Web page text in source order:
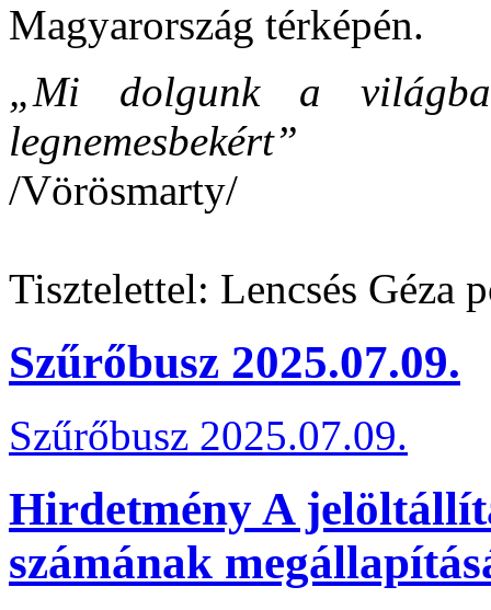
Magyarország térképén.
„Mi dolgunk a
legnemesbekért”
/Vörösmarty/
Tisztelettel: Lencsés Géza
Szűrőbusz 2025.07.09.
Szűrőbusz 2025.07.09.
Hirdetmény A
számának